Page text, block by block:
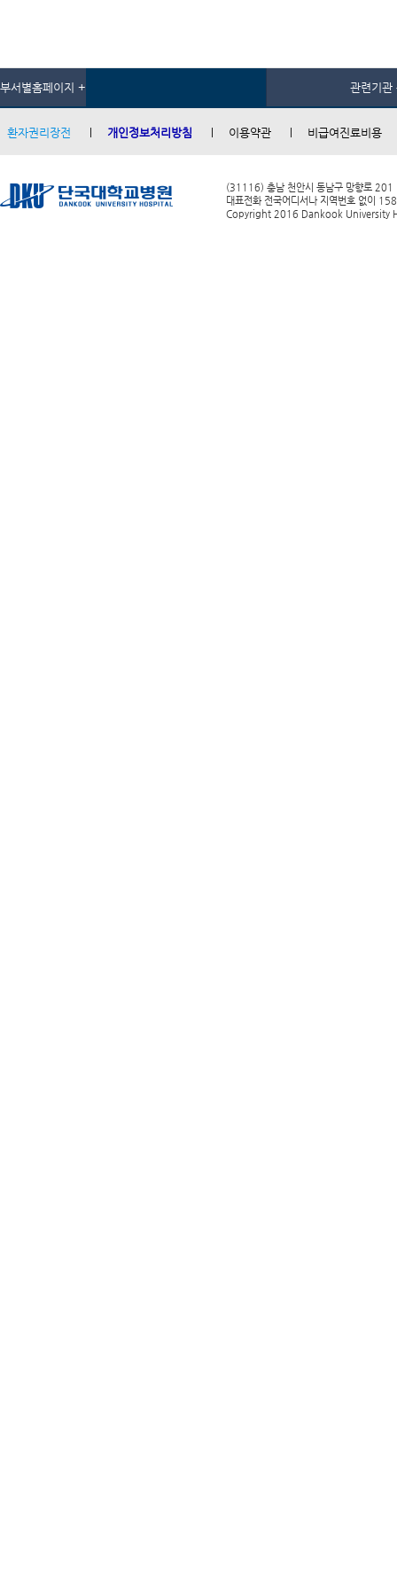
부서별홈페이지 + 관련기관
환자권리장전 개인정보처리방침 이용약관 비급여진료비용
(31116) 충남 천안시 동남구 망향로 201
대표전화 전국어디서나 지역번호 없이
Copyright 2016 Dankook University